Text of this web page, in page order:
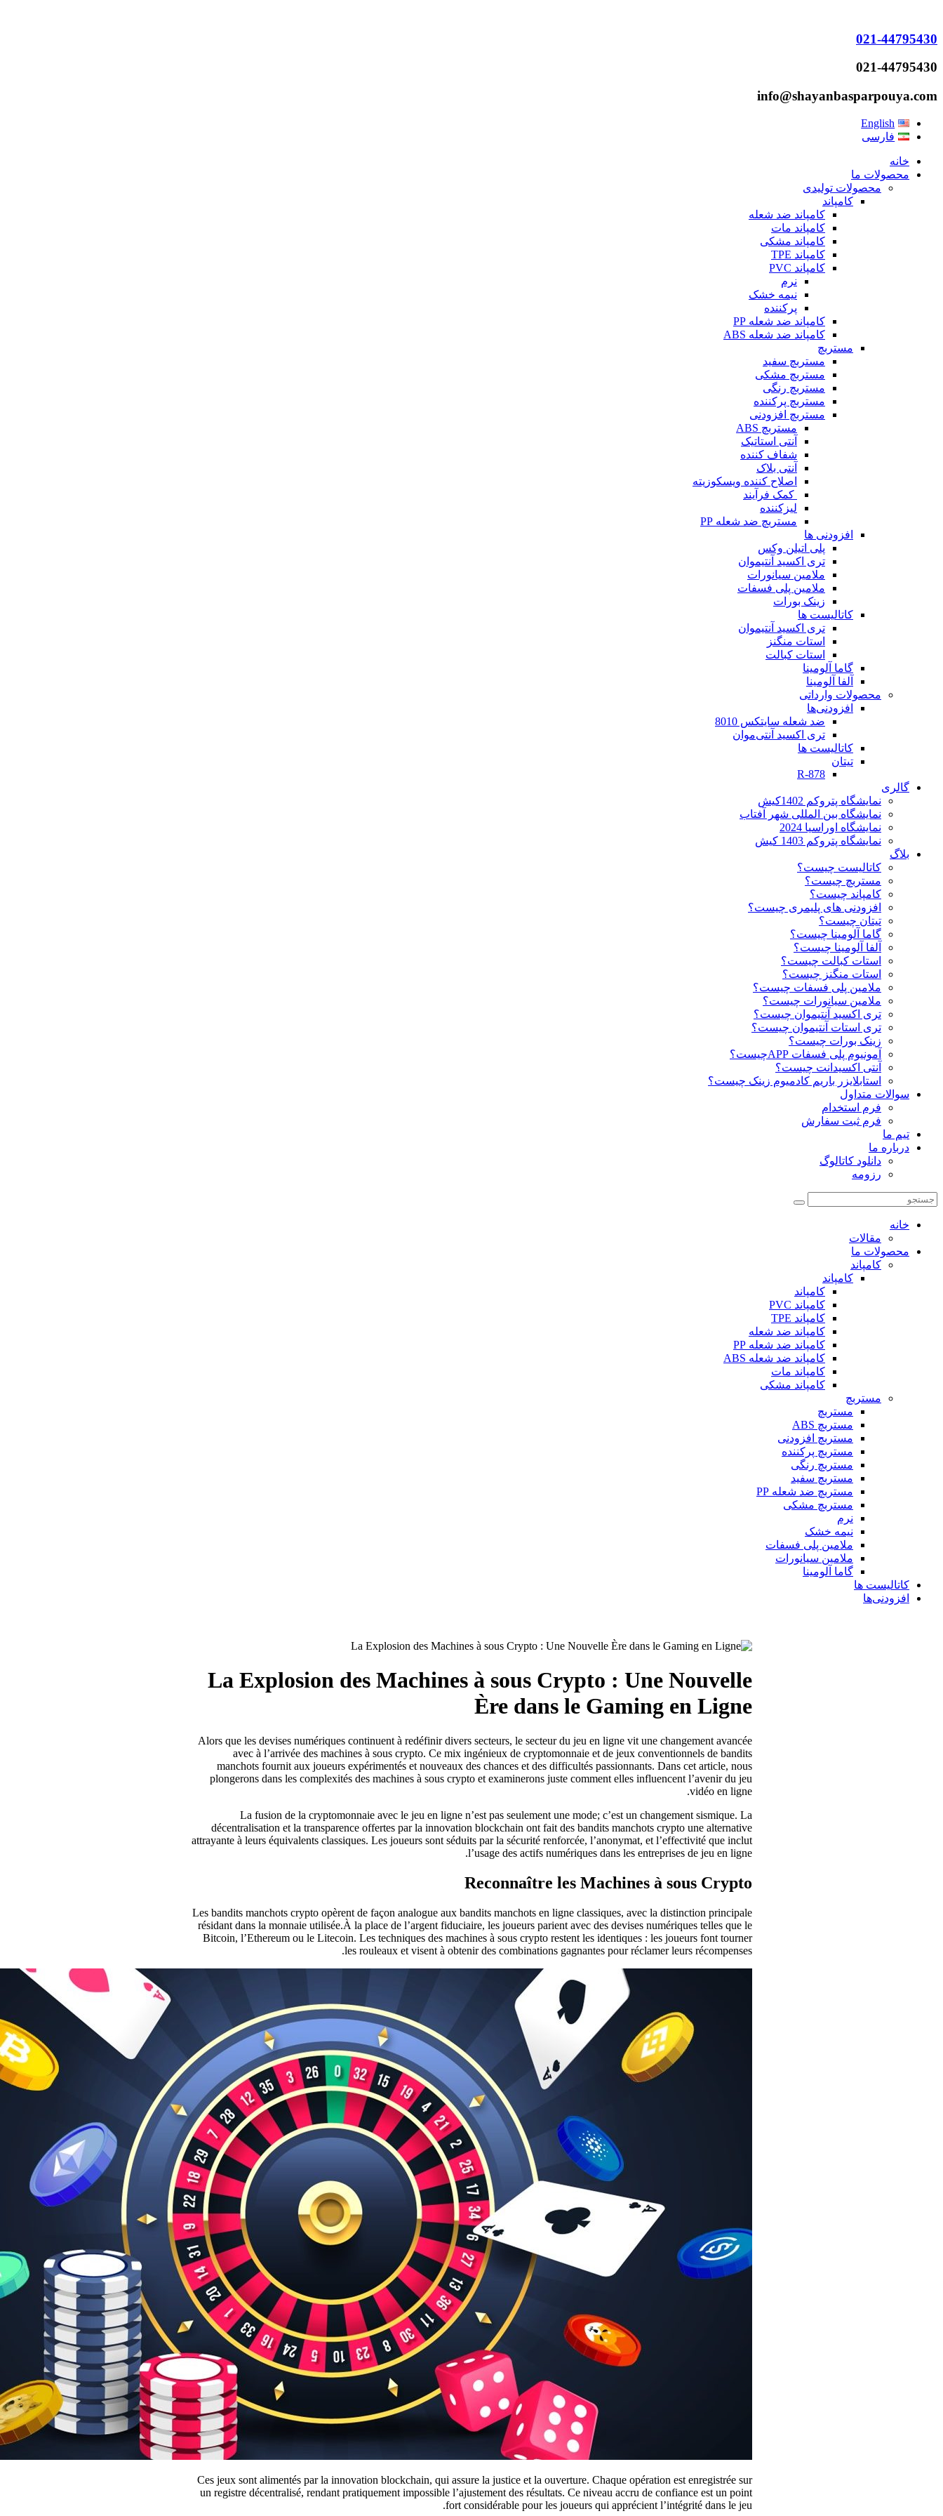
021-44795430
021-44795430
info@shayanbasparpouya.com
English
فارسی
خانه
محصولات ما
محصولات تولیدی
کامپاند
کامپاند ضد شعله
کامپاند مات
کامپاند مشکی
کامپاند TPE
کامپاند PVC
نرم
نیمه خشک
پرکننده
کامپاند ضد شعله PP
کامپاند ضد شعله ABS
مستربچ
مستربچ‌ سفید
مستربچ مشکی
مستربچ رنگی
مستربچ پرکننده
مستربچ افزودنی
مستربچ ABS
آنتی استاتیک
شفاف کننده
آنتی بلاک
اصلاح کننده ویسکوزیته
کمک فرآیند
لیزکننده
مستربچ ضد شعله PP
افزودنی ها
پلی اتیلن وکس
تری اکسید آنتیموان
ملامین سیانورات
ملامین پلی فسفات
زینک بورات
کاتالیست ها
تری اکسید آنتیموان
استات منگنز
استات کبالت
گاما آلومینا
آلفا آلومینا
محصولات وارداتی
افزودنی‌ها
ضد شعله سایتکس 8010
تری اکسید آنتی‌موان
کاتالیست ها
تیتان
R-878
گالری
نمایشگاه پتروکم 1402کیش
نمایشگاه بین المللی شهر آفتاب
نمایشگاه اوراسیا 2024
نمایشگاه پتروکم 1403 کیش
بلاگ
کاتالیست چیست؟
مستربچ چیست؟
کامپاند چیست؟
افزودنی های پلیمری چیست؟
تیتان چیست؟
گاما آلومینا چیست؟
آلفا آلومینا چیست؟
استات کبالت چیست؟
استات منگنز چیست؟
ملامین پلی فسفات چیست؟
ملامین سیانورات چیست؟
تری اکسید آنتیموان چیست؟
تری استات آنتیموان چیست؟
زینک بورات چیست؟
آمونیوم پلی فسفات APPچیست؟
آنتی اکسیدانت چیست؟
استابلایزر باریم کادمیوم زینک چیست؟
سوالات متداول
فرم استخدام
فرم ثبت سفارش
تیم ما
درباره ما
دانلود کاتالوگ
رزومه
خانه
مقالات
محصولات ما
کامپاند
کامپاند
کامپاند
کامپاند PVC
کامپاند TPE
کامپاند ضد شعله
کامپاند ضد شعله PP
کامپاند ضد شعله ABS
کامپاند مات
کامپاند مشکی
مستربچ
مستربچ
مستربچ ABS
مستربچ افزودنی
مستربچ پرکننده
مستربچ رنگی
مستربچ‌ سفید
مستربچ ضد شعله PP
مستربچ مشکی
نرم
نیمه خشک
ملامین پلی فسفات
ملامین سیانورات
گاما آلومینا
کاتالیست ها
افزودنی‌ها
La Explosion des Machines à sous Crypto : Une Nouvelle
Ère dans le Gaming en Ligne
Alors que les devises numériques continuent à redéfinir divers secteurs, le secteur du jeu en ligne vit une changement avancée
avec à l’arrivée des machines à sous crypto. Ce mix ingénieux de cryptomonnaie et de jeux conventionnels de bandits
manchots fournit aux joueurs expérimentés et nouveaux des chances et des difficultés passionnants. Dans cet article, nous
plongerons dans les complexités des machines à sous crypto et examinerons juste comment elles influencent l’avenir du jeu
vidéo en ligne.
La fusion de la cryptomonnaie avec le jeu en ligne n’est pas seulement une mode; c’est un changement sismique. La
décentralisation et la transparence offertes par la innovation blockchain ont fait des bandits manchots crypto une alternative
attrayante à leurs équivalents classiques. Les joueurs sont séduits par la sécurité renforcée, l’anonymat, et l’effectivité que inclut
l’usage des actifs numériques dans les entreprises de jeu en ligne.
Reconnaître les Machines à sous Crypto
Les bandits manchots crypto opèrent de façon analogue aux bandits manchots en ligne classiques, avec la distinction principale
résidant dans la monnaie utilisée.À la place de l’argent fiduciaire, les joueurs parient avec des devises numériques telles que le
Bitcoin, l’Ethereum ou le Litecoin. Les techniques des machines à sous crypto restent les identiques : les joueurs font tourner
les rouleaux et visent à obtenir des combinations gagnantes pour réclamer leurs récompenses.
Ces jeux sont alimentés par la innovation blockchain, qui assure la justice et la ouverture. Chaque opération est enregistrée sur
un registre décentralisé, rendant pratiquement impossible l’ajustement des résultats. Ce niveau accru de confiance est un point
fort considérable pour les joueurs qui apprécient l’intégrité dans le jeu.